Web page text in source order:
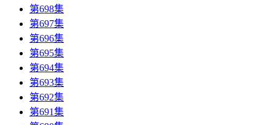
第698集
第697集
第696集
第695集
第694集
第693集
第692集
第691集